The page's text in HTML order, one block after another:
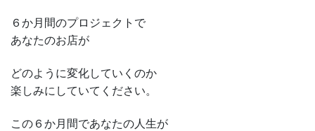
６か月間のプロジェクトで
あなたのお店が
どのように変化していくのか
楽しみにしていてください。
この６か月間であなたの人生が